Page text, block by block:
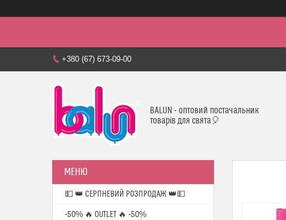
+380 (67) 673-09-00
BALUN - оптовий постачальник
товарів для свята🎈
💵 👑 СЕРПНЕВИЙ РОЗПРОДАЖ 👑💵
-50% 🔥 OUTLET 🔥 -50%